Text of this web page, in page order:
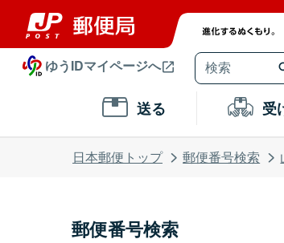
ゆうIDマイページへ
送る 受
日本郵便トップ 郵便番号検索
郵便番号検索